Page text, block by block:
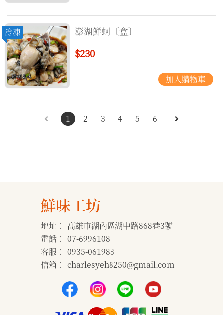
冷凍 澎湖鮮蚵〔盒〕
$230
1 2 3 4 5 6
鮮味工坊
地址： 高雄市湖內區湖中路868巷3號
電話： 07-6996108
客服： 0935-061983
信箱： charlesyeh8250@gmail.com